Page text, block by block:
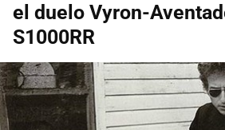
el duelo Vyron-
S1000RR